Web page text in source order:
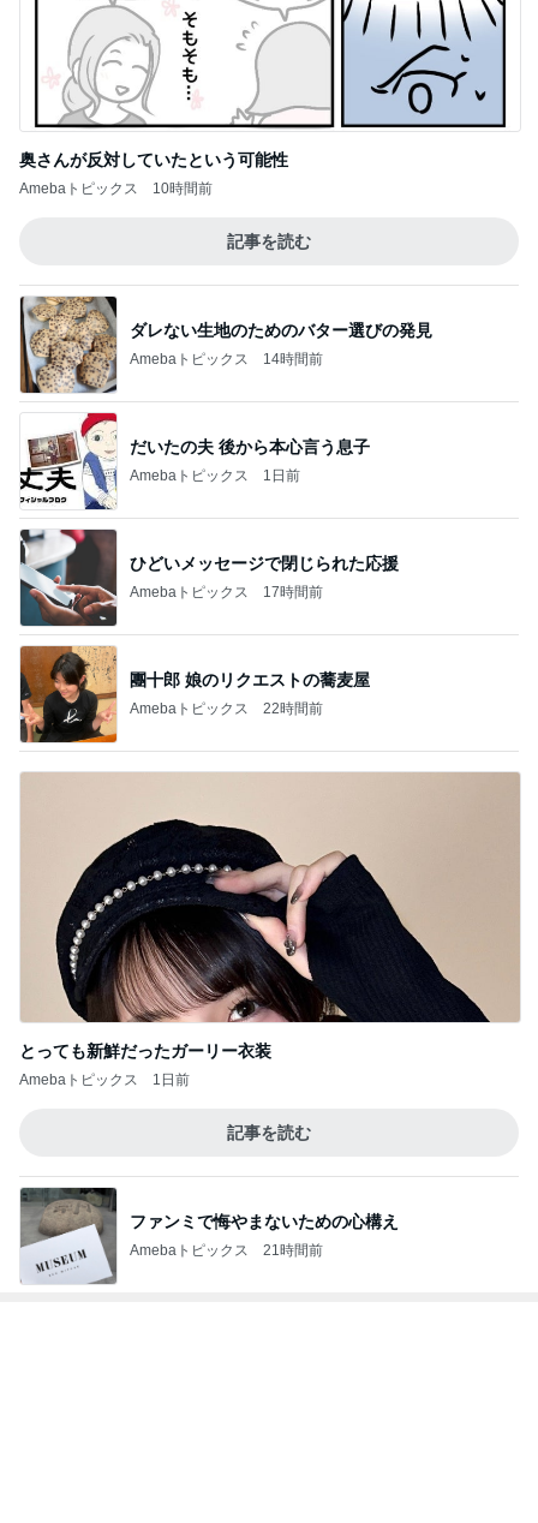
奥さんが反対していたという可能性
Amebaトピックス 10時間前
記事を読む
ダレない生地のためのバター選びの発見
Amebaトピックス 14時間前
だいたの夫 後から本心言う息子
Amebaトピックス 1日前
ひどいメッセージで閉じられた応援
Amebaトピックス 17時間前
團十郎 娘のリクエストの蕎麦屋
Amebaトピックス 22時間前
とっても新鮮だったガーリー衣装
Amebaトピックス 1日前
記事を読む
ファンミで悔やまないための心構え
Amebaトピックス 21時間前